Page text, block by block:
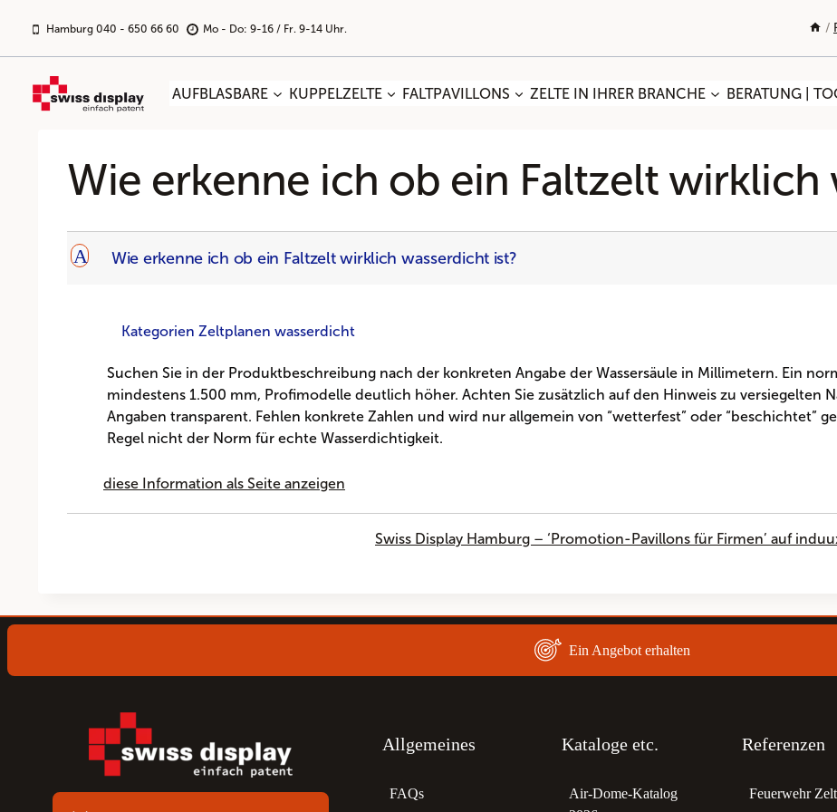
Inhalt
springen
Hamburg 040 - 650 66 60 Mo - Do: 9-16 / Fr. 9-14 Uhr. /
AUFBLASBARE KUPPELZELTE FALTPAVILLONS ZELTE IN IHRER BRANCHE BERATUNG |
Wie erkenne ich ob ein Faltzelt wirklich
A Wie erkenne ich ob ein Faltzelt wirklich wasserdicht ist?
Kategorien Zeltplanen wasserdicht
Suchen Sie in der Produktbeschreibung nach der konkreten Angabe der Wassersäule in Millimetern. Ein
mindestens 1.500 mm, Profimodelle deutlich höher. Achten Sie zusätzlich auf den Hinweis zu versiegelten
Angaben transparent. Fehlen konkrete Zahlen und wird nur allgemein von “wetterfest” oder “beschichtet”
Regel nicht der Norm für echte Wasserdichtigkeit.
diese Information als Seite anzeigen
Swiss Display Hamburg – ‘Promotion-Pavillons für Firmen’ auf
Ein Angebot erhalten
Allgemeines
FAQs
Kataloge etc.
Air-Dome-Katalog
Referenzen
Feuerwehr